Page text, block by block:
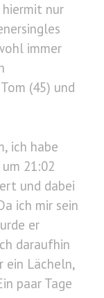
nur
immer
(45) und
ich habe
21:02
und dabei
ich mir sein
er
daraufhin
ein Lächeln,
paar Tage